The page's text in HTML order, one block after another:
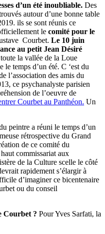
d’un été inoubliable. Des
autour d’une bonne table
ils se sont réunis ce
le comité pour le
Courbet. Le 10 juin
au petit Jean Désiré
la vallée de la Loue
le temps d’un été. C ‘est du
l’association des amis du
ce psychanalyste parisien
de l’oeuvre de
Courbet au Panthéon. Un
peintre a réuni le temps d’un
rétrospective du Grand
de ce comité du
commissariat aux
de la Culture scelle le côté
rapidement s’élargir à
d’imaginer ce bicentenaire
ou du conseil
Courbet ? Pour Yves Sarfati, la